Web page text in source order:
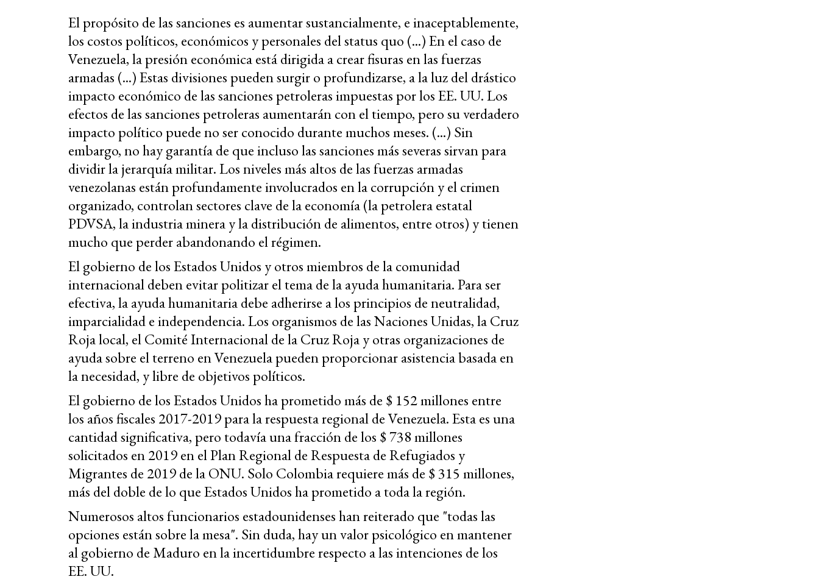
El propósito de las sanciones es aumentar sustancialmente, e inaceptablemente,
los costos políticos, económicos y personales del status quo (...) En el caso de
Venezuela, la presión económica está dirigida a crear fisuras en las fuerzas
armadas (...) Estas divisiones pueden surgir o profundizarse, a la luz del drástico
impacto económico de las sanciones petroleras impuestas por los EE. UU. Los
efectos de las sanciones petroleras aumentarán con el tiempo, pero su verdadero
impacto político puede no ser conocido durante muchos meses. (...) Sin
embargo, no hay garantía de que incluso las sanciones más severas sirvan para
dividir la jerarquía militar. Los niveles más altos de las fuerzas armadas
venezolanas están profundamente involucrados en la corrupción y el crimen
organizado, controlan sectores clave de la economía (la petrolera estatal
PDVSA, la industria minera y la distribución de alimentos, entre otros) y tienen
mucho que perder abandonando el régimen.
El gobierno de los Estados Unidos y otros miembros de la comunidad
internacional deben evitar politizar el tema de la ayuda humanitaria. Para ser
efectiva, la ayuda humanitaria debe adherirse a los principios de neutralidad,
imparcialidad e independencia. Los organismos de las Naciones Unidas, la Cruz
Roja local, el Comité Internacional de la Cruz Roja y otras organizaciones de
ayuda sobre el terreno en Venezuela pueden proporcionar asistencia basada en
la necesidad, y libre de objetivos políticos.
El gobierno de los Estados Unidos ha prometido más de $ 152 millones entre
los años fiscales 2017-2019 para la respuesta regional de Venezuela. Esta es una
cantidad significativa, pero todavía una fracción de los $ 738 millones
solicitados en 2019 en el Plan Regional de Respuesta de Refugiados y
Migrantes de 2019 de la ONU. Solo Colombia requiere más de $ 315 millones,
más del doble de lo que Estados Unidos ha prometido a toda la región.
Numerosos altos funcionarios estadounidenses han reiterado que "todas las
opciones están sobre la mesa". Sin duda, hay un valor psicológico en mantener
al gobierno de Maduro en la incertidumbre respecto a las intenciones de los
EE. UU.